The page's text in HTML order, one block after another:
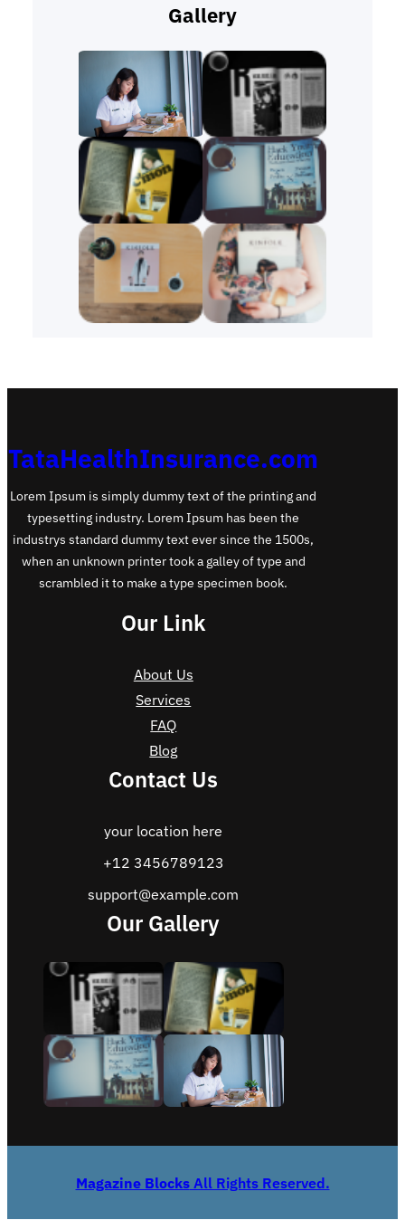
Gallery
TataHealthInsurance.com
Lorem Ipsum is simply dummy text of the printing and
typesetting industry. Lorem Ipsum has been the
industrys standard dummy text ever since the 1500s,
when an unknown printer took a galley of type and
scrambled it to make a type specimen book.
Our Link
About Us
Services
FAQ
Blog
Contact Us
your location here
+12 3456789123
support@example.com
Our Gallery
Magazine BlocksAll Rights Reserved.